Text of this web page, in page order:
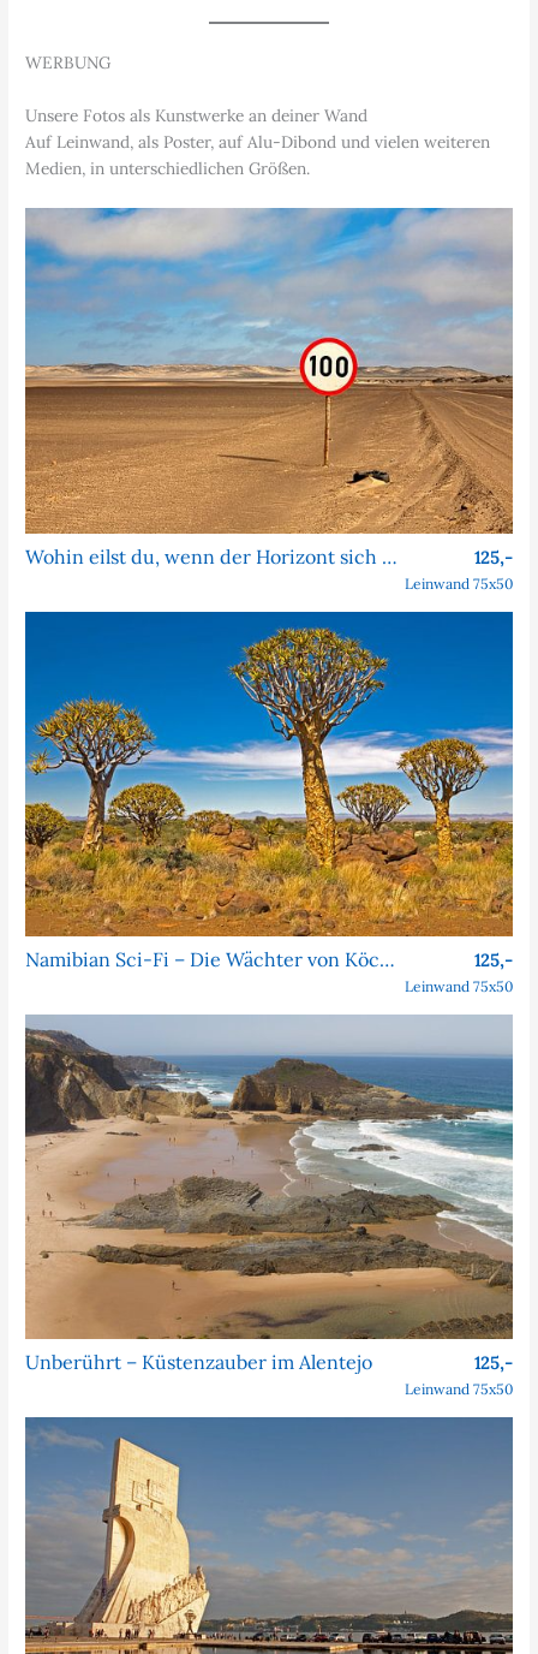
WERBUNG
Unsere Fotos als Kunstwerke an deiner Wand
Auf Leinwand, als Poster, auf Alu-Dibond und vielen weiteren
Medien, in unterschiedlichen Größen.
Wohin eilst du, wenn der Horizont sich nie nähert? 125,-
Leinwand 75x50
Namibian Sci-Fi – Die Wächter von Köcher Prime 125,-
Leinwand 75x50
Unberührt – Küstenzauber im Alentejo 125,-
Leinwand 75x50